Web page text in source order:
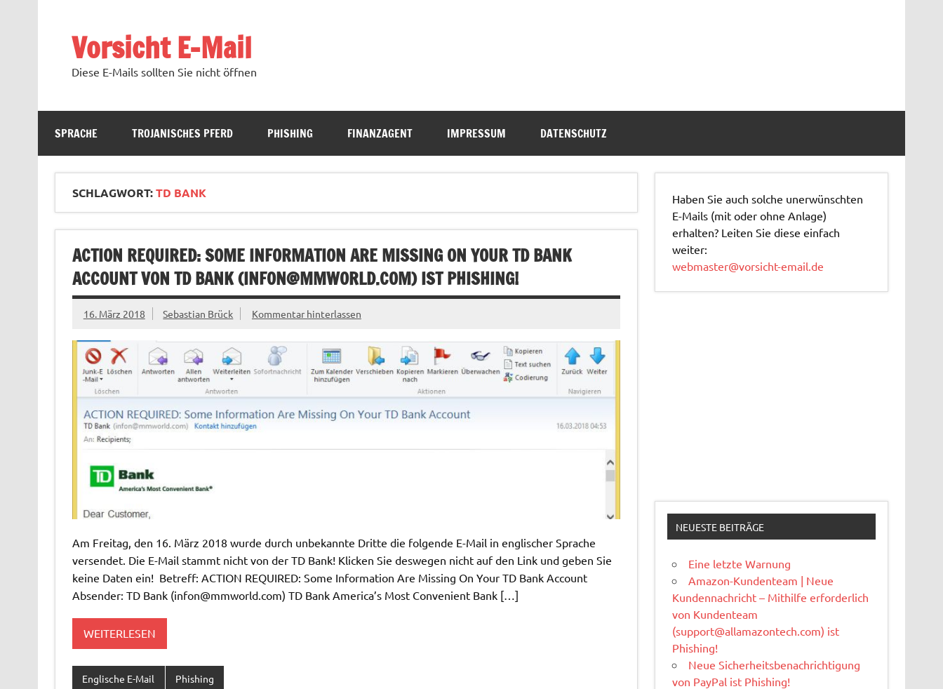
Vorsicht E-Mail
Diese E-Mails sollten Sie nicht öffnen
SPRACHE TROJANISCHES PFERD PHISHING FINANZAGENT IMPRESSUM DATENSCHUTZ
SCHLAGWORT:TD BANK
ACTION REQUIRED: SOME INFORMATION ARE MISSING ON YOUR TD BANK
ACCOUNT VON TD BANK (INFON@MMWORLD.COM) IST PHISHING!
16. März 2018 Sebastian Brück Kommentar hinterlassen
Am Freitag, den 16. März 2018 wurde durch unbekannte Dritte die folgende E-Mail in englischer Sprache
versendet. Die E-Mail stammt nicht von der TD Bank! Klicken Sie deswegen nicht auf den Link und geben Sie
keine Daten ein! Betreff: ACTION REQUIRED: Some Information Are Missing On Your TD Bank Account
Absender: TD Bank (infon@mmworld.com) TD Bank America’s Most Convenient Bank […]
WEITERLESEN
Englische E-Mail Phishing
Haben Sie auch solche unerwünschten
E-Mails (mit oder ohne Anlage)
erhalten? Leiten Sie diese einfach
weiter:
webmaster@vorsicht-email.de
NEUESTE BEITRÄGE
Eine letzte Warnung
Amazon-Kundenteam | Neue
Kundennachricht – Mithilfe erforderlich
von Kundenteam
(support@allamazontech.com) ist
Phishing!
Neue Sicherheitsbenachrichtigung
von PayPal ist Phishing!